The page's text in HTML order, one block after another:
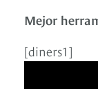
Mejor
[diners1]